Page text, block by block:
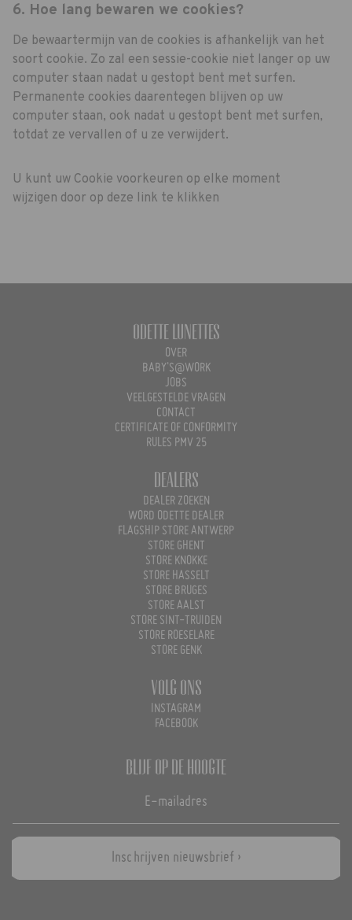
6. Hoe lang bewaren we cookies?
De bewaartermijn van de cookies is afhankelijk van het
soort cookie. Zo zal een sessie-cookie niet langer op uw
computer staan nadat u gestopt bent met surfen.
Permanente cookies daarentegen blijven op uw
computer staan, ook nadat u gestopt bent met surfen,
totdat ze vervallen of u ze verwijdert.
U kunt uw Cookie voorkeuren op elke moment
wijzigen door op deze link te klikken
Odette Lunettes
OVER
BABY'S@WORK
JOBS
VEELGESTELDE VRAGEN
CONTACT
CERTIFICATE OF CONFORMITY
RULES PMV 25
Dealers
DEALER ZOEKEN
WORD ODETTE DEALER
FLAGSHIP STORE ANTWERP
STORE GHENT
STORE KNOKKE
STORE HASSELT
STORE BRUGES
STORE AALST
STORE SINT-TRUIDEN
STORE ROESELARE
STORE GENK
Volg ons
INSTAGRAM
FACEBOOK
Blijf op de hoogte
Inschrijven nieuwsbrief ›